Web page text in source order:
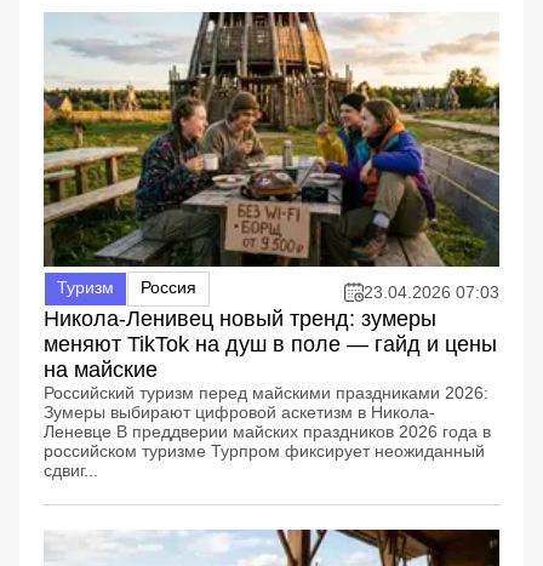
Туризм Россия 23.04.2026 07:03
Никола-Ленивец новый тренд: зумеры
меняют TikTok на душ в поле — гайд и цены
на майские
Российский туризм перед майскими праздниками 2026:
Зумеры выбирают цифровой аскетизм в Никола-
Леневце В преддверии майских праздников 2026 года в
российском туризме Турпром фиксирует неожиданный
сдвиг...